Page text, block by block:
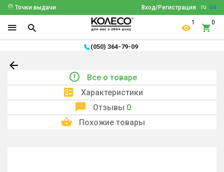
ru ua
Вход/Регистрация
Точки выдачи
1 0
(050) 364-79-09
Все о товаре
Характеристики
Отзывы 0
Похожие товары